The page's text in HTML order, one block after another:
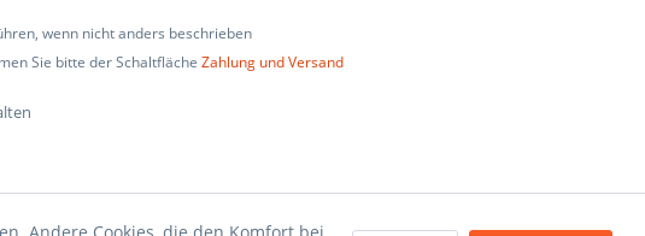
wenn nicht anders beschrieben
Sie bitte der Schaltfläche Zahlung und Versand